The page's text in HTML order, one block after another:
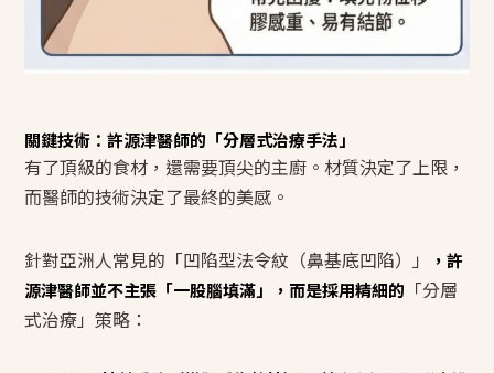
關鍵技術：許源津醫師的「分層式治療手法」
有了頂級的食材，還需要頂尖的主廚。材質決定了上限，
而醫師的技術決定了最終的美感。
針對亞洲人常見的「凹陷型法令紋（鼻基底凹陷）」
，許
源津醫師並不主張「一股腦填滿」，而是採用精細的 「分層
式治療」策略：